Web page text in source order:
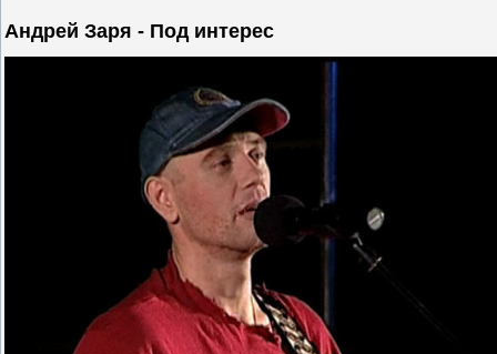
Андрей Заря - Под интерес